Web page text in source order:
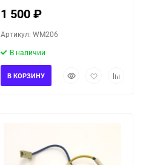
1 500₽
Артикул: WM206
В наличии
БыстрыйДобавитьДобавить
В КОРЗИНУ